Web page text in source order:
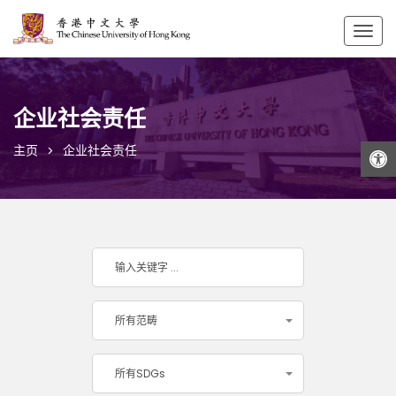
打开工具栏
企业社会责任
主页 企业社会责任
所有范畴
所有SDGs